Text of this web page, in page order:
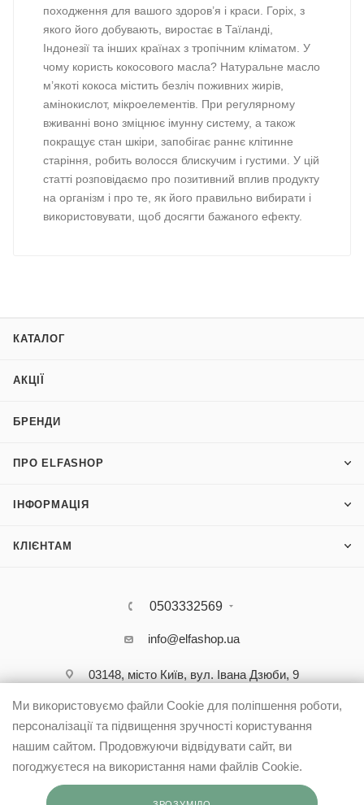
походження для вашого здоров’я і краси. Горіх, з
якого його добувають, виростає в Таїланді,
Індонезії та інших країнах з тропічним кліматом. У
чому користь кокосового масла? Натуральне масло
м’якоті кокоса містить безліч поживних жирів,
амінокислот, мікроелементів. При регулярному
вживанні воно зміцнює імунну систему, а також
покращує стан шкіри, запобігає раннє клітинне
старіння, робить волосся блискучим і густими. У цій
статті розповідаємо про позитивний вплив продукту
на організм і про те, як його правильно вибирати і
використовувати, щоб досягти бажаного ефекту.
КАТАЛОГ
АКЦІЇ
БРЕНДИ
ПРО ELFASHOP
ІНФОРМАЦІЯ
КЛІЄНТАМ
0503332569
info@elfashop.ua
03148, місто Київ, вул. Івана Дзюби, 9
Ми використовуємо файли Cookie для поліпшення роботи,
персоналізації та підвищення зручності користування
нашим сайтом. Продовжуючи відвідувати сайт, ви
погоджуєтеся на використання нами файлів Cookie.